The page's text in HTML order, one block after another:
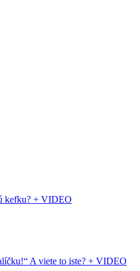
kefku? + VIDEO
A viete to iste? + VIDEO